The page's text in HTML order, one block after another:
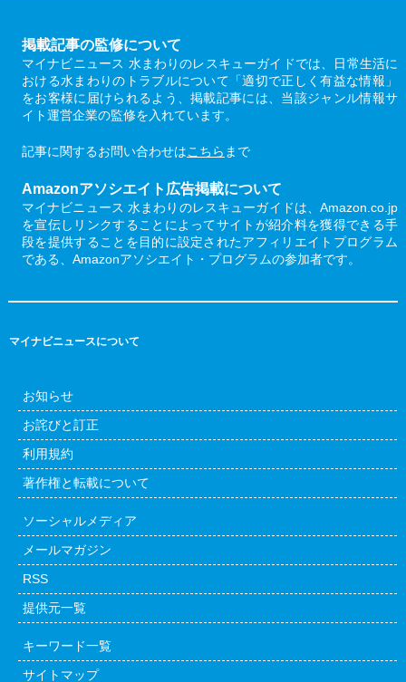
掲載記事の監修について
マイナビニュース 水まわりのレスキューガイドでは、日常生活に
おける水まわりのトラブルについて「適切で正しく有益な情報」
をお客様に届けられるよう、掲載記事には、当該ジャンル情報サ
イト運営企業の監修を入れています。
記事に関するお問い合わせはこちら まで
Amazonアソシエイト広告掲載について
マイナビニュース 水まわりのレスキューガイドは、Amazon.co.jp
を宣伝しリンクすることによってサイトが紹介料を獲得できる手
段を提供することを目的に設定されたアフィリエイトプログラム
である、Amazonアソシエイト・プログラムの参加者です。
マイナビニュースについて
お知らせ
お詫びと訂正
利用規約
著作権と転載について
ソーシャルメディア
メールマガジン
RSS
提供元一覧
キーワード一覧
サイトマップ